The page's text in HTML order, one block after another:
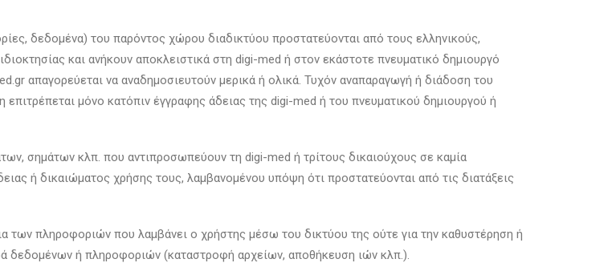
δεδομένα) του παρόντος χώρου διαδικτύου προστατεύονται από τους ελληνικούς,
και ανήκουν αποκλειστικά στη digi-med ή στον εκάστοτε πνευματικό δημιουργό
απαγορεύεται να αναδημοσιευτούν μερικά ή ολικά. Τυχόν αναπαραγωγή ή διάδοση του
μόνο κατόπιν έγγραφης άδειας της digi-med ή του πνευματικού δημιουργού ή
σημάτων κλπ. που αντιπροσωπεύουν τη digi-med ή τρίτους δικαιούχους σε καμία
ή δικαιώματος χρήσης τους, λαμβανομένου υπόψη ότι προστατεύονται από τις διατάξεις
των πληροφοριών που λαμβάνει ο χρήστης μέσω του δικτύου της ούτε για την καθυστέρηση ή
δεδομένων ή πληροφοριών (καταστροφή αρχείων, αποθήκευση ιών κλπ.).